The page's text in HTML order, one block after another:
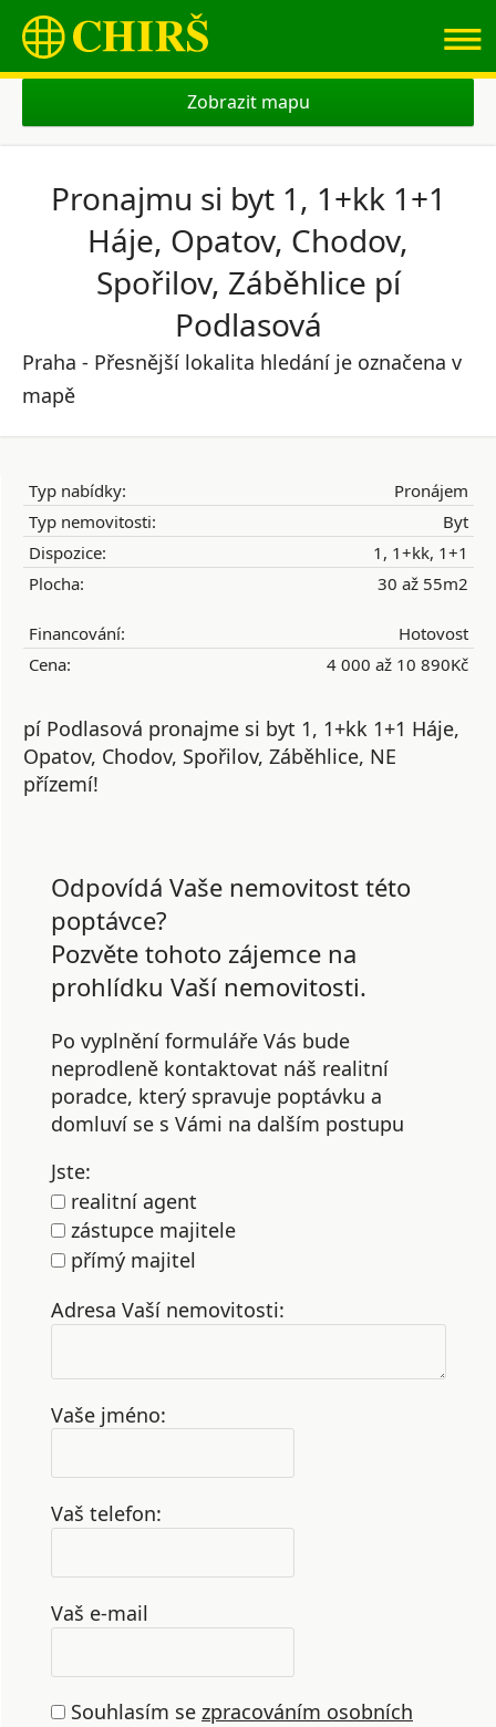
≡
Zobrazit mapu
Pronajmu si byt 1, 1+kk 1+1
Háje, Opatov, Chodov,
Spořilov, Záběhlice pí
Podlasová
Praha - Přesnější lokalita hledání je označena v
mapě
Typ nabídky:
Pronájem
Typ nemovitosti:
Byt
Dispozice:
1, 1+kk, 1+1
Plocha:
30 až 55m2
Financování:
Hotovost
Cena:
4 000 až 10 890Kč
pí Podlasová pronajme si byt 1, 1+kk 1+1 Háje,
Opatov, Chodov, Spořilov, Záběhlice, NE
přízemí!
Odpovídá Vaše nemovitost této
poptávce?
Pozvěte tohoto zájemce na
prohlídku Vaší nemovitosti.
Po vyplnění formuláře Vás bude
neprodleně kontaktovat náš realitní
poradce, který spravuje poptávku a
domluví se s Vámi na dalším postupu
Jste:
realitní agent
zástupce majitele
přímý majitel
Adresa Vaší nemovitosti:
Vaše jméno:
Vaš telefon:
Vaš e-mail
Souhlasím se zpracováním osobních